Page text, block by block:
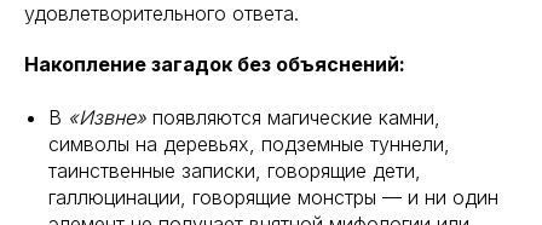
удовлетворительного ответа.
Накопление загадок без объяснений:
В «Извне» появляются магические камни,
символы на деревьях, подземные туннели,
таинственные записки, говорящие дети,
галлюцинации, говорящие монстры — и ни один